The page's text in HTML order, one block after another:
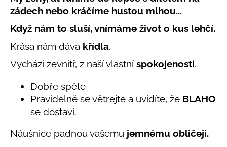
produktu
je
5,0
z
5
zádech nebo kráčíme hustou mlhou...
Když nám to sluší, vnímáme život o kus lehčí.
Krása nám dává křídla.
Vychází zevnitř, z naší vlastní spokojenosti.
Dobře spěte
Pravidelně se větrejte a uvidíte, že BLAHO
se dostaví.
Náušnice padnou vašemu jemnému obličeji.
u
j
e
m
LETNÍ
RYCHLESCHNOUCÍ
KALHOTY
TYRKYSOVÉ
695